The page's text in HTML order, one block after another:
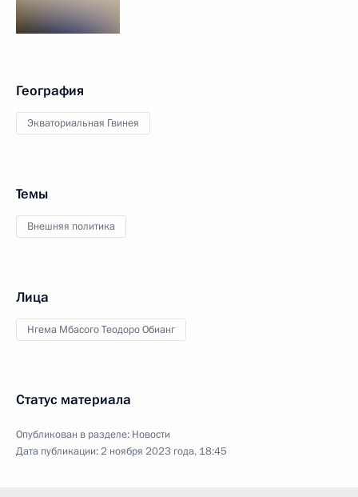
География
Экваториальная Гвинея
Темы
Внешняя политика
Лица
Нгема Мбасого Теодоро Обианг
Статус материала
Опубликован в разделе: Новости
Дата публикации:2 ноября 2023 года, 18:45